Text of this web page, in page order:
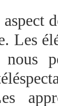
Les
nous